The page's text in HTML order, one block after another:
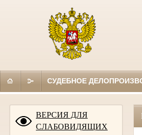
СУДЕБНОЕ
ВЕРСИЯ ДЛЯ
СЛАБОВИДЯЩИХ